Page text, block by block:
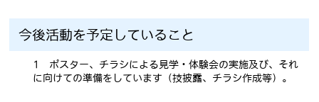
今後活動を予定していること
1 ポスター、チラシによる見学・体験会の実施及び、それ
に向けての準備をしています（技披露、チラシ作成等）。